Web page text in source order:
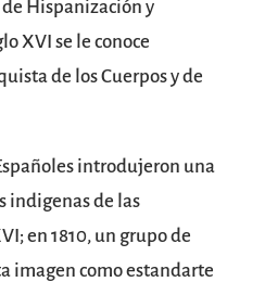
Hispanización y
XVI se le conoce
de los Cuerpos y de
introdujeron una
indigenas de las
en 1810, un grupo de
imagen como estandarte